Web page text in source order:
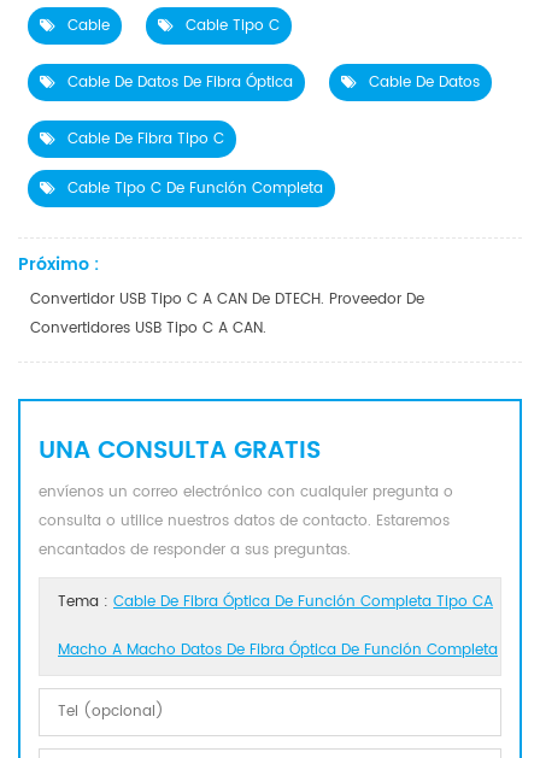
Cable Cable Tipo C
Cable De Datos De Fibra Óptica Cable De Datos
Cable De Fibra Tipo C
Cable Tipo C De Función Completa
Próximo :
Convertidor USB Tipo C A CAN De DTECH. Proveedor De
Convertidores USB Tipo C A CAN.
UNA CONSULTA GRATIS
envíenos un correo electrónico con cualquier pregunta o
consulta o utilice nuestros datos de contacto. Estaremos
encantados de responder a sus preguntas.
Tema : Cable De Fibra Óptica De Función Completa Tipo CA
Macho A Macho Datos De Fibra Óptica De Función Completa